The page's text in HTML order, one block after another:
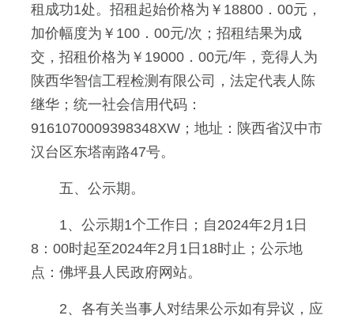
租成功1处。招租起始价格为￥18800．00元，
加价幅度为￥100．00元/次；招租结果为成
交，招租价格为￥19000．00元/年，竞得人为
陕西华智信工程检测有限公司，法定代表人陈
继华；统一社会信用代码：
9161070009398348XW；地址：陕西省汉中市
汉台区东塔南路47号。
五、公示期。
1、公示期1个工作日；自2024年2月1日
8：00时起至2024年2月1日18时止；公示地
点：佛坪县人民政府网站。
2、各有关当事人对结果公示如有异议，应